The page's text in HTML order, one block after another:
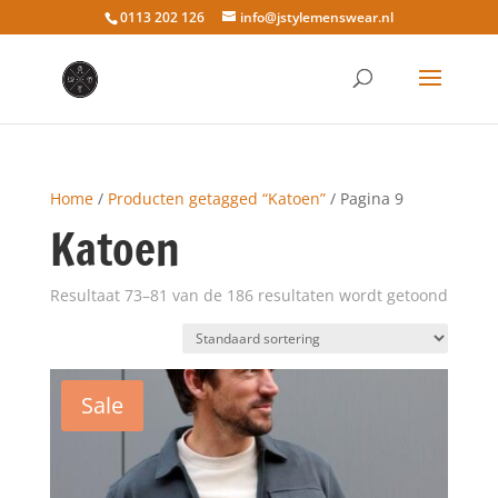
0113 202 126 info@jstylemenswear.nl
Home/ Producten getagged “Katoen”/ Pagina 9
Katoen
Resultaat 73–81 van de 186 resultaten wordt getoond
Sale